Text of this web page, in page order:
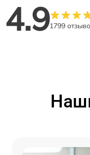
4.91799